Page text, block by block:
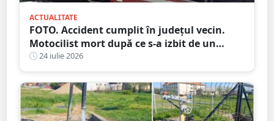
ACTUALITATE
FOTO. Accident cumplit în județul vecin.
Motocilist mort după ce s-a izbit de un
copac și un microbuz
24 iulie 2026